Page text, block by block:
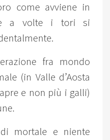
come avviene in
a volte i tori si
fra mondo
(in Valle d’Aosta
e non più i galli)
mortale e niente